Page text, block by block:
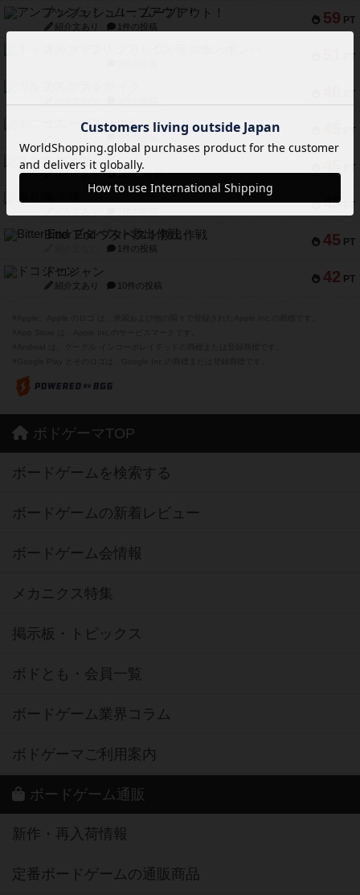
59 PT
アンブッシュ！：ムーブアウト！
紹介文あり 1件の投稿
PT
PT
PT
エコーズ・オブ・タイム
PT
スカルキング
紹介文あり 12件の投稿
45 PT
45 PT
Bitter End ブタペスト救出作戦
1件の投稿
42 PT
ドコジャン
紹介文あり 10件の投稿
ボドゲーマTOP
ボードゲームを検索する
ボードゲームの新着レビュー
ボードゲーム会情報
メカニクス特集
掲示板・トピックス
ボドとも・会員一覧
ボードゲーム業界コラム
ボドゲーマご利用案内
ボードゲーム通販
新作・再入荷情報
定番ボードゲームの通販商品